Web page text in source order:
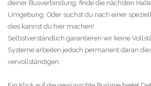
deiner Busverbindung, finde die nächsten
Umgebung. Oder suchst du nach einer
dies kannst du hier machen!
Selbstverständlich garantieren wir keine
Systeme arbeiten jedoch permanent daran
vervollständigen.